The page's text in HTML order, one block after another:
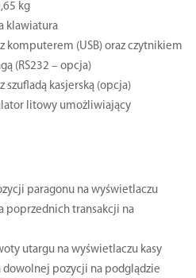
kg
klawiatura
komputerem (USB) oraz czytnikiem
(RS232 – opcja)
szufladą kasjerską (opcja)
litowy umożliwiający
paragonu na wyświetlaczu
poprzednich transakcji na
utargu na wyświetlaczu kasy
pozycji na podglądzie